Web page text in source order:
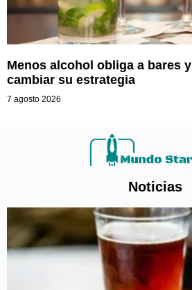
Menos alcohol obliga a bares
cambiar su estrategia
7 agosto 2026
Noticias